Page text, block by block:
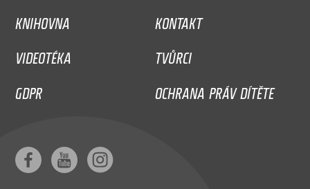
KNIHOVNA
KONTAKT
VIDEOTÉKA
TVŮRCI
GDPR
OCHRANA PRÁV DÍTĚTE